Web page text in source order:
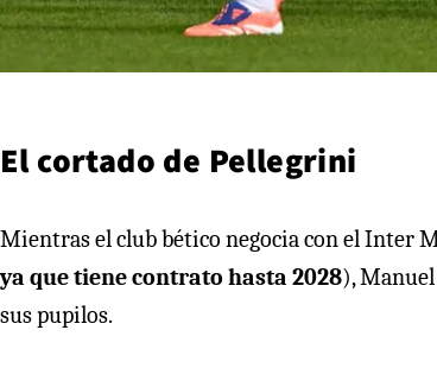
El cortado de Pellegrini
Mientras el club bético negocia con el Inter
ya que tiene contrato hasta 2028),
sus pupilos.